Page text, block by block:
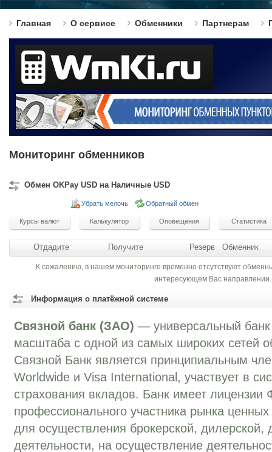
Главная О сервисе Обменники Партнерам
Мониторинг обменников
Обмен OKPay USD на Наличные USD
Убрать мелочь Обратный обмен
Отдадите Получите Резерв Обменник
К сожалению, в нашем мониторинге временно отсутствуют
интересующем Вас направлении.
Информация о платёжной системе
Связной банк (ЗАО) — универсальный
масштаба с одной из самых широких сетей
Связной Банк является принципиальным
Worldwide и Visa International, участвует в
страхования вкладов. Банк имеет
профессионального участника рынка
для осуществления брокерской, дилерской,
деятельности, на осуществление